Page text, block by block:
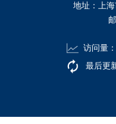
地址：上
访问量：
最后更